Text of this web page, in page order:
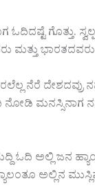
ಓದಿದಷ್ಟೆ ಗೊತ್ತು.
ಮತ್ತು
ನೆರೆ ದೇಶದವ್ರು
ಮನಸ್ಸಿನಾಗ
ಓದಿ ಅಲ್ಲಿ ಜನ
ಅಲ್ಲಿನ